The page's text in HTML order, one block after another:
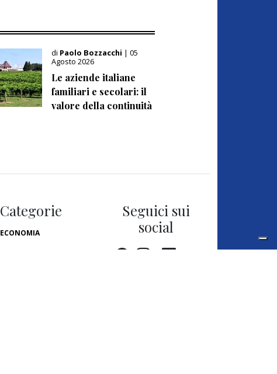
di Paolo Bozzacchi | 05
Agosto 2026
Le aziende italiane
familiari e secolari: il
valore della continuità
Categorie
ECONOMIA
Seguici sui
social